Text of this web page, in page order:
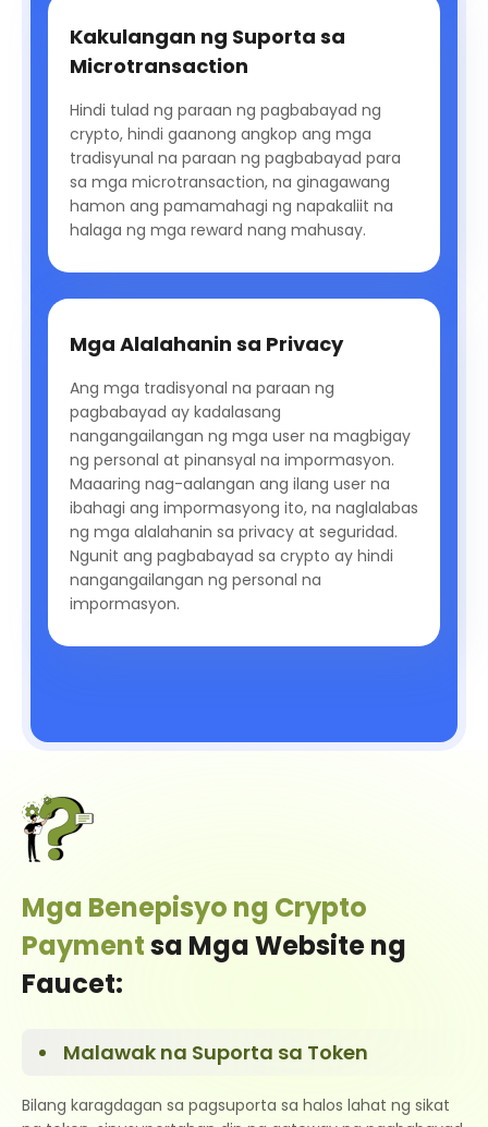
Kakulangan ng Suporta sa
Microtransaction
Hindi tulad ng paraan ng pagbabayad ng
crypto, hindi gaanong angkop ang mga
tradisyunal na paraan ng pagbabayad para
sa mga microtransaction, na ginagawang
hamon ang pamamahagi ng napakaliit na
halaga ng mga reward nang mahusay.
Mga Alalahanin sa Privacy
Ang mga tradisyonal na paraan ng
pagbabayad ay kadalasang
nangangailangan ng mga user na magbigay
ng personal at pinansyal na impormasyon.
Maaaring nag-aalangan ang ilang user na
ibahagi ang impormasyong ito, na naglalabas
ng mga alalahanin sa privacy at seguridad.
Ngunit ang pagbabayad sa crypto ay hindi
nangangailangan ng personal na
impormasyon.
Mga Benepisyo ng Crypto
Paymentsa Mga Website ng
Faucet:
Malawak na Suporta sa Token
Bilang karagdagan sa pagsuporta sa halos lahat ng sikat